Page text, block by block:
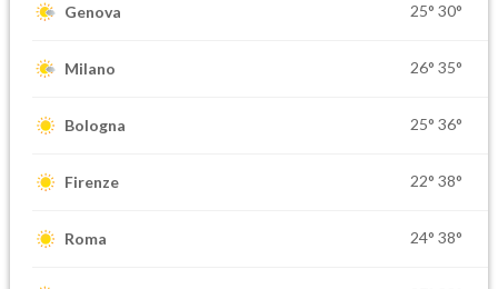
Genova 25° 30°
Milano 26° 35°
Bologna 25° 36°
Firenze 22° 38°
Roma 24° 38°